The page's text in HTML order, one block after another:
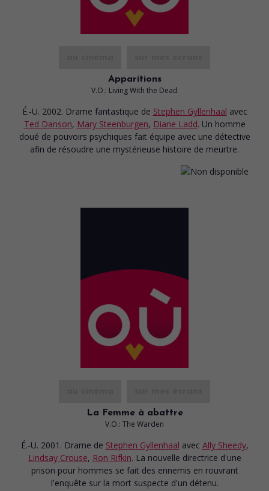
Apparitions
V.O.: Living With the Dead
É.-U. 2002. Drame fantastique de Stephen Gyllenhaal avec
Ted Danson, Mary Steenburgen, Diane Ladd. Un homme
doué de pouvoirs psychiques fait équipe avec une détective
afin de résoudre une mystérieuse histoire de meurtre.
La Femme à abattre
V.O.: The Warden
É.-U. 2001. Drame de Stephen Gyllenhaal avec Ally Sheedy,
Lindsay Crouse, Ron Rifkin. La nouvelle directrice d'une
prison pour hommes se fait des ennemis en rouvrant
l'enquête sur la mort suspecte d'un détenu.